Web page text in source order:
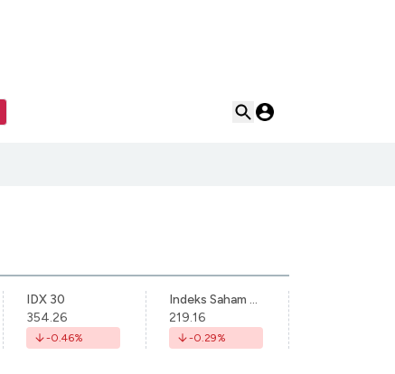
IDX 30
354.26
-0.46%
Indeks Saham Syariah Indonesia
219.16
-0.29%